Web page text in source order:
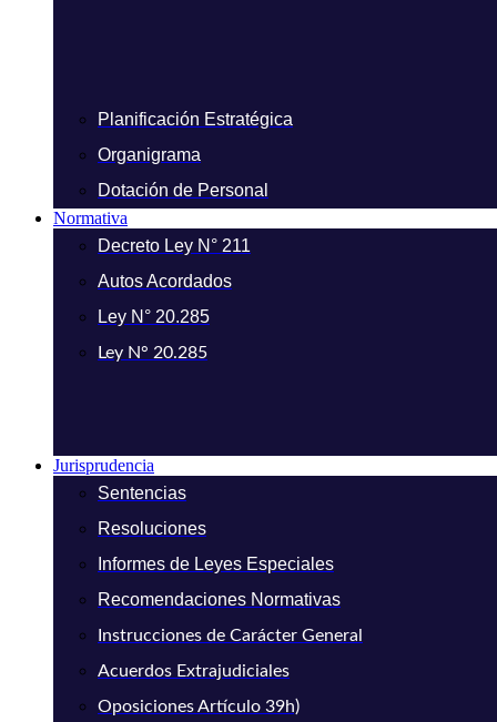
Planificación Estratégica
Organigrama
Dotación de Personal
Normativa
Decreto Ley N° 211
Autos Acordados
Ley N° 20.285
Ley N° 20.285
Jurisprudencia
Sentencias
Resoluciones
Informes de Leyes Especiales
Recomendaciones Normativas
Instrucciones de Carácter General
Acuerdos Extrajudiciales
Oposiciones Artículo 39h)